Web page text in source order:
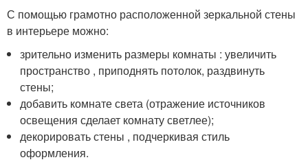
С помощью грамотно расположенной зеркальной стены
в интерьере можно:
зрительно изменить размеры комнаты : увеличить
пространство , приподнять потолок, раздвинуть
стены;
добавить комнате света (отражение источников
освещения сделает комнату светлее);
декорировать стены , подчеркивая стиль
оформления.